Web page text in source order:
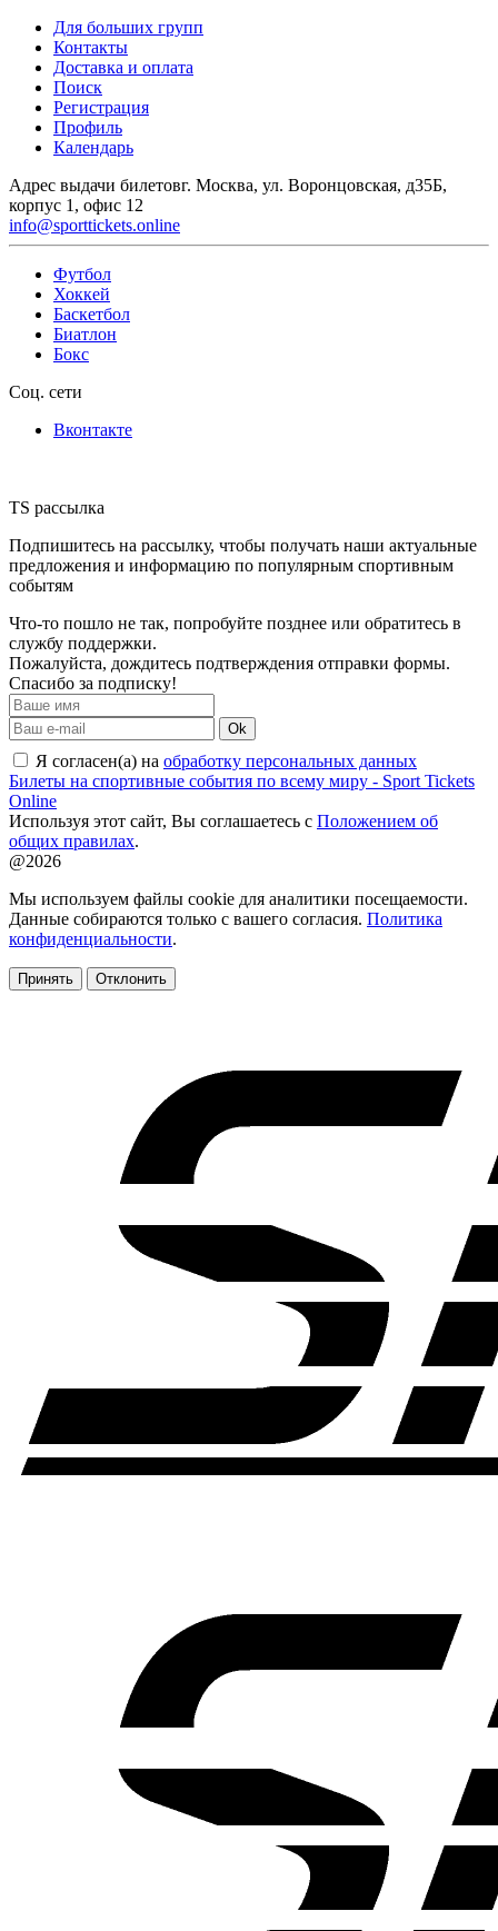
Для больших групп
Контакты
Доставка и оплата
Поиск
Регистрация
Профиль
Календарь
Адрес выдачи билетовг. Москва, ул. Воронцовская, д35Б,
корпус 1, офис 12
info@sporttickets.online
Футбол
Хоккей
Баскетбол
Биатлон
Бокс
Соц. сети
Вконтакте
TS рассылка
Подпишитесь на рассылку, чтобы получать наши актуальные
предложения и информацию по популярным спортивным
событям
Что-то пошло не так, попробуйте позднее или обратитесь в
службу поддержки.
Пожалуйста, дождитесь подтверждения отправки формы.
Спасибо за подписку!
Ok
Я согласен(а) на обработку персональных данных
Билеты на спортивные события по всему миру - Sport Tickets
Online
Используя этот сайт, Вы соглашаетесь с Положением об
общих правилах.
@2026
Мы используем файлы cookie для аналитики посещаемости.
Данные собираются только с вашего согласия. Политика
конфиденциальности.
Принять Отклонить